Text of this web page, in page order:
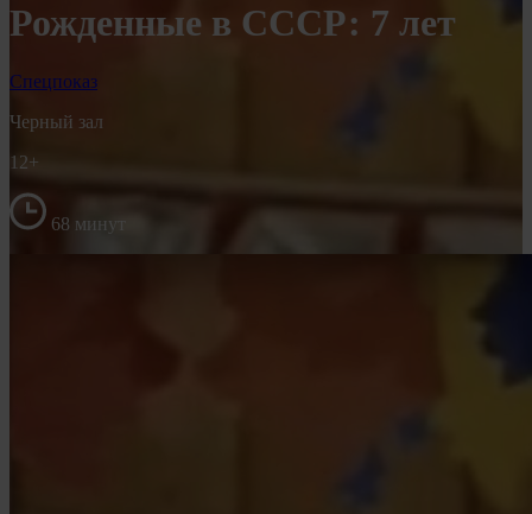
Рожденные в СССР: 7 лет
Спецпоказ
Черный зал
12+
68 минут